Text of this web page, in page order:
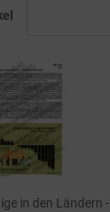
in den Ländern -